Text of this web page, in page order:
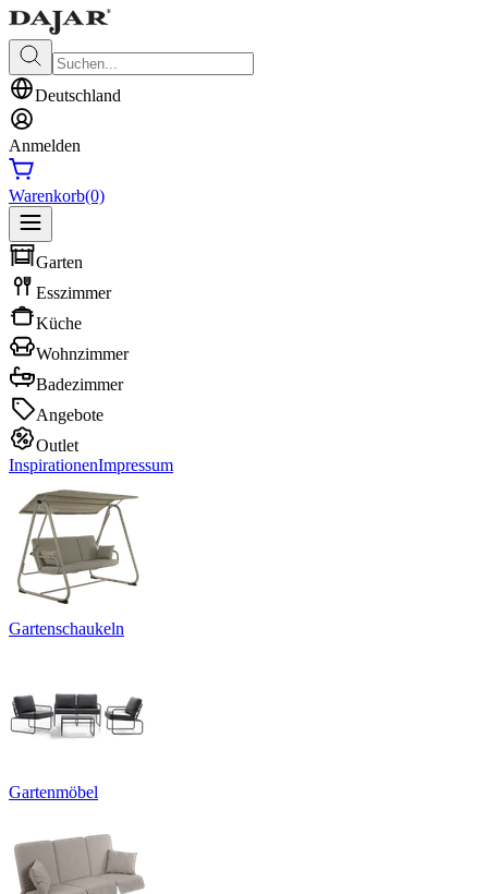
Deutschland
Anmelden
Warenkorb(0)
Garten
Esszimmer
Küche
Wohnzimmer
Badezimmer
Angebote
Outlet
InspirationenImpressum
Gartenschaukeln
Gartenmöbel